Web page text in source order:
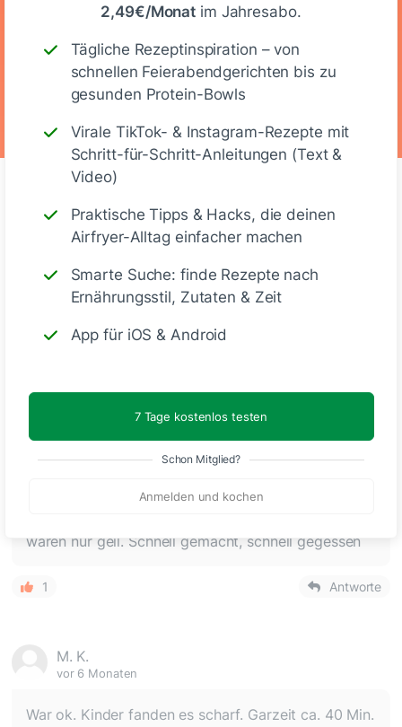
2,49€/Monat im Jahresabo.
Tägliche Rezeptinspiration – von
schnellen Feierabendgerichten bis zu
gesunden Protein-Bowls
Virale TikTok- & Instagram-Rezepte mit
Schritt-für-Schritt-Anleitungen (Text &
Video)
Praktische Tipps & Hacks, die deinen
Airfryer-Alltag einfacher machen
Smarte Suche: finde Rezepte nach
Ernährungsstil, Zutaten & Zeit
App für iOS & Android
7 Tage kostenlos testen
Schon Mitglied?
Anmelden und kochen
Laktosefrei Glutenfrei
Kommentare(8)
🙂 1500 Speichern
waren nur geil. Schnell gemacht, schnell gegessen
1 Antworte
M. K.
vor 6 Monaten
War ok. Kinder fanden es scharf. Garzeit ca. 40 Min.